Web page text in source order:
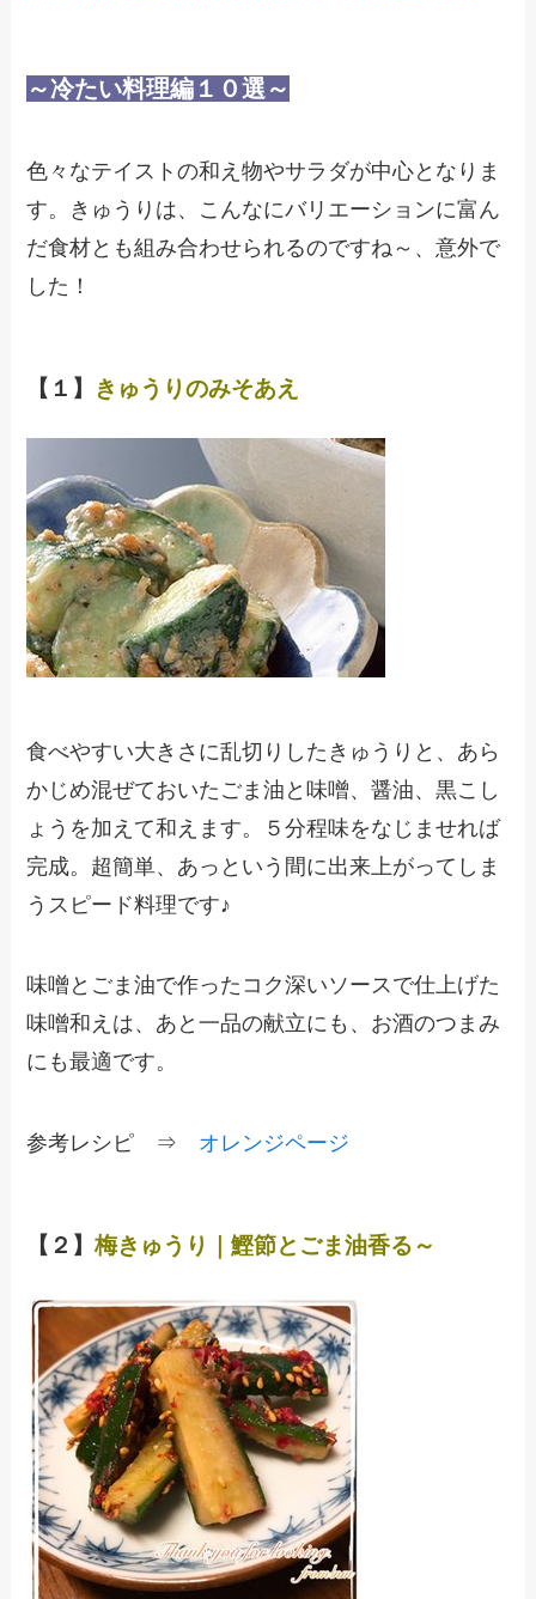
～冷たい料理編１０選～
色々なテイストの和え物やサラダが中心となりま
す。きゅうりは、こんなにバリエーションに富ん
だ食材とも組み合わせられるのですね～、意外で
した！
【１】 きゅうりのみそあえ
食べやすい大きさに乱切りしたきゅうりと、あら
かじめ混ぜておいたごま油と味噌、醤油、黒こし
ょうを加えて和えます。５分程味をなじませれば
完成。超簡単、あっという間に出来上がってしま
うスピード料理です♪
味噌とごま油で作ったコク深いソースで仕上げた
味噌和えは、あと一品の献立にも、お酒のつまみ
にも最適です。
参考レシピ ⇒ オレンジページ
【２】梅きゅうり｜鰹節とごま油香る～